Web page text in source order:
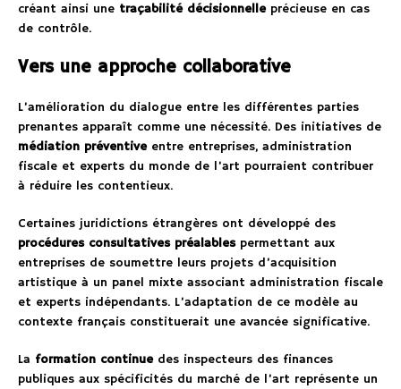
créant ainsi une traçabilité décisionnelleprécieuse en cas
de contrôle.
Vers une approche collaborative
L’amélioration du dialogue entre les différentes parties
prenantes apparaît comme une nécessité. Des initiatives de
médiation préventiveentre entreprises, administration
fiscale et experts du monde de l’art pourraient contribuer
à réduire les contentieux.
Certaines juridictions étrangères ont développé des
procédures consultatives préalablespermettant aux
entreprises de soumettre leurs projets d’acquisition
artistique à un panel mixte associant administration fiscale
et experts indépendants. L’adaptation de ce modèle au
contexte français constituerait une avancée significative.
La formation continuedes inspecteurs des finances
publiques aux spécificités du marché de l’art représente un